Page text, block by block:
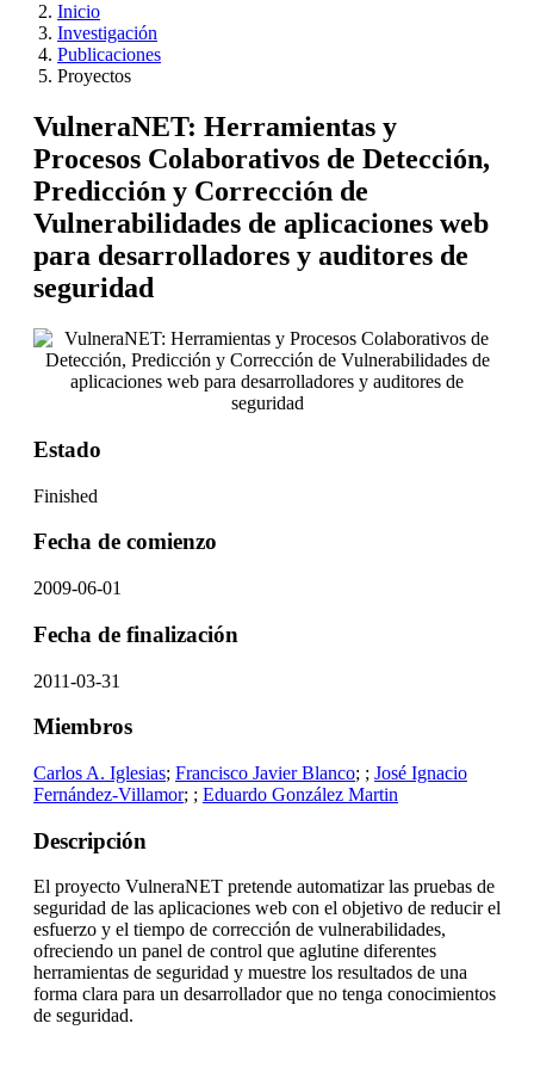
Inicio
Investigación
Publicaciones
Proyectos
VulneraNET: Herramientas y
Procesos Colaborativos de Detección,
Predicción y Corrección de
Vulnerabilidades de aplicaciones web
para desarrolladores y auditores de
seguridad
Estado
Finished
Fecha de comienzo
2009-06-01
Fecha de finalización
2011-03-31
Miembros
Carlos A. Iglesias; Francisco Javier Blanco; ; José Ignacio
Fernández-Villamor; ; Eduardo González Martin
Descripción
El proyecto VulneraNET pretende automatizar las pruebas de
seguridad de las aplicaciones web con el objetivo de reducir el
esfuerzo y el tiempo de corrección de vulnerabilidades,
ofreciendo un panel de control que aglutine diferentes
herramientas de seguridad y muestre los resultados de una
forma clara para un desarrollador que no tenga conocimientos
de seguridad.